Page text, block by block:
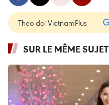
Theo dõi VietnamPlus
SUR LE MÊME SUJET